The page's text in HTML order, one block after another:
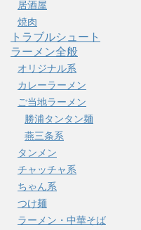
居酒屋
焼肉
トラブルシュート
ラーメン全般
オリジナル系
カレーラーメン
ご当地ラーメン
勝浦タンタン麺
燕三条系
タンメン
チャッチャ系
ちゃん系
つけ麺
ラーメン・中華そば